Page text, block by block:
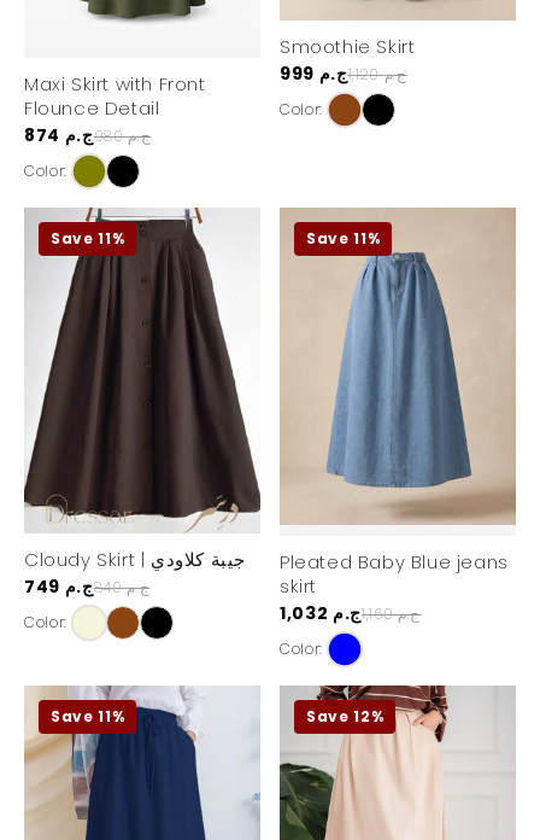
Maxi Skirt with Front
Flounce Detail
874 ج.م
980 ج.م
Color:
Smoothie Skirt
999 ج.م
1,120 ج.م
Color:
Save 11%
Cloudy Skirt | جيبة كلاودي
749 ج.م
840 ج.م
Color:
Save 11%
Pleated Baby Blue jeans
skirt
1,032 ج.م
1,160 ج.م
Color:
Save 11% Save 12%